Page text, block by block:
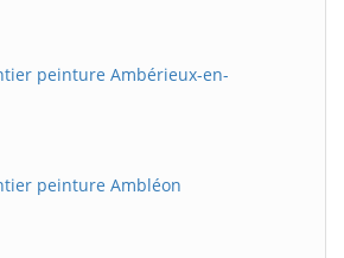
peinture Ambérieux-en-
peinture Ambléon